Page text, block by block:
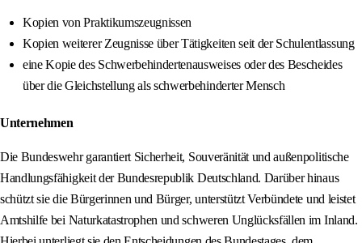
Kopien von Praktikumszeugnissen
Kopien weiterer Zeugnisse über Tätigkeiten seit der Schulentlassung
eine Kopie des Schwerbehindertenausweises oder des Bescheides
über die Gleichstellung als schwerbehinderter Mensch
Unternehmen
Die Bundeswehr garantiert Sicherheit, Souveränität und außenpolitische
Handlungsfähigkeit der Bundesrepublik Deutschland. Darüber hinaus
schützt sie die Bürgerinnen und Bürger, unterstützt Verbündete und leistet
Amtshilfe bei Naturkatastrophen und schweren Unglücksfällen im Inland.